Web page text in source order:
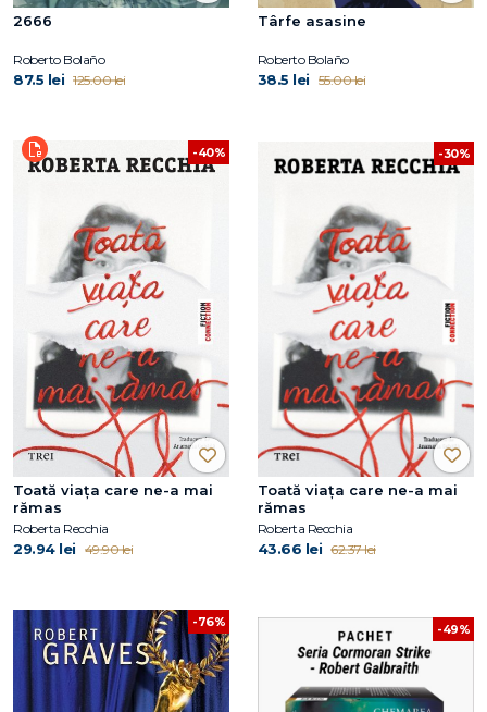
2666
Roberto Bolaño
87.5 lei 125.00 lei
Târfe asasine
Roberto Bolaño
38.5 lei 55.00 lei
-40%
Toată viața care ne-a mai
rămas
Roberta Recchia
29.94 lei 49.90 lei
-30%
Toată viața care ne-a mai
rămas
Roberta Recchia
43.66 lei 62.37 lei
-76%
-49%